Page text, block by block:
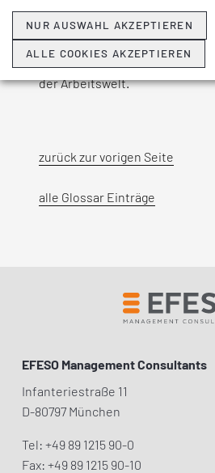
die Entstehung von Fabriken,
Einsatz von Maschinen zur
sowie die damit
der Arbeitswelt.
zurück zur vorigen Seite
alle Glossar Einträge
EFESO Management Consultants
Infanteriestraße 11
D-80797 München
Tel: +49 89 1215 90-0
Fax: +49 89 1215 90-10
NUR AUSWAHL AKZEPTIEREN
ALLE COOKIES AKZEPTIEREN